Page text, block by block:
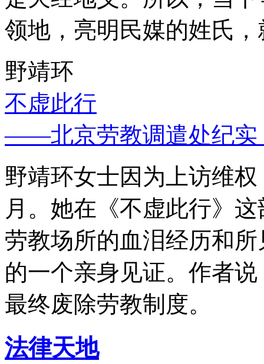
领地，亮明民媒的姓氏
野靖环
不虚此行
——北京劳教调遣处纪实
野靖环女士因为上访维
月。她在《不虚此行》
劳教场所的血泪经历和
的一个亲身见证。作者
最终废除劳教制度。
法律天地